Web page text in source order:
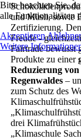
und Müsli, sowie
Zertifizierung.
Freude -
Fairtrade bewusst
Produkte zu einer
Reduzierung
Regenwaldes –
zum Schutz des
drei
„Klimaschule
Bitte beachten Sie,
alle Funktionalitäten
Akzeptieren
Weitere